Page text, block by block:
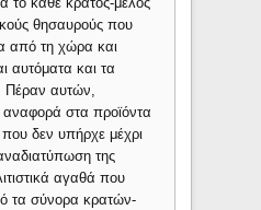
θησαυρούς που
από τη χώρα και
αυτόματα και τα
Πέραν αυτών,
αναφορά στα προϊόντα
δεν υπήρχε μέχρι
της
αγαθά που
τα σύνορα κρατών-